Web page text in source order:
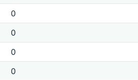
0
0
0
0